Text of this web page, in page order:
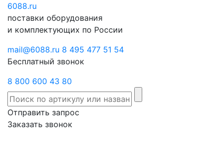
6088.ru
поставки оборудования
и комплектующих по России
mail@6088.ru 8 495 477 51 54
Бесплатный звонок
8 800 600 43 80
Отправить запрос
Заказать звонок
Отправить
запрос
звонок